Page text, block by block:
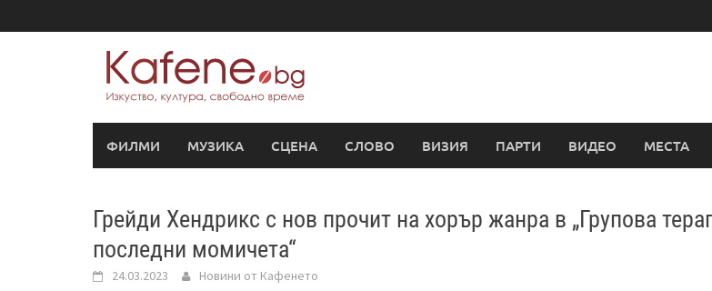
to
ФИЛМИ МУЗИКА СЦЕНА СЛОВО ВИЗИЯ ПАРТИ ВИДЕО МЕСТА
Грейди Хендрикс с нов прочит на хорър жанра в „Групова
последни момичета“
24.03.2023 Новини от Кафенето